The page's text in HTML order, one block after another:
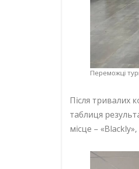
Переможці
Після тривалих
таблиця
місце –